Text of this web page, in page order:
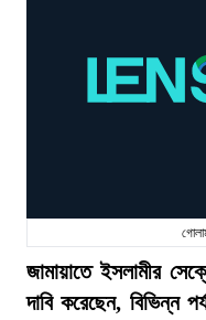
জামায়াতে ইসলামীর
দাবি করেছেন, বিভিন্ন